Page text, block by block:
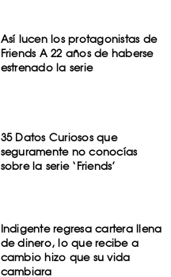
Así lucen los protagonistas de
Friends A 22 años de haberse
estrenado la serie
35 Datos Curiosos que
seguramente no conocías
sobre la serie ‘Friends’
Indigente regresa cartera llena
de dinero, lo que recibe a
cambio hizo que su vida
cambiara